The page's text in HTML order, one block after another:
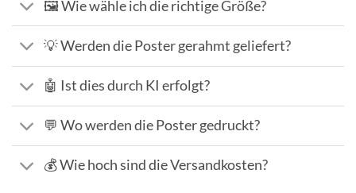
🖼️ Wie wähle ich die richtige Größe?
💡 Werden die Poster gerahmt geliefert?
🤖 Ist dies durch KI erfolgt?
💬 Wo werden die Poster gedruckt?
💰 Wie hoch sind die Versandkosten?